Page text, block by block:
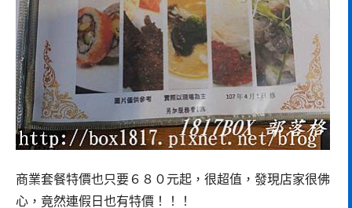
商業套餐特價也只要６８０元起，很超值，發現店家很佛
心，竟然連假日也有特價！！！